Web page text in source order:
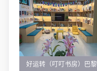
好运转（叮叮书房）巴黎